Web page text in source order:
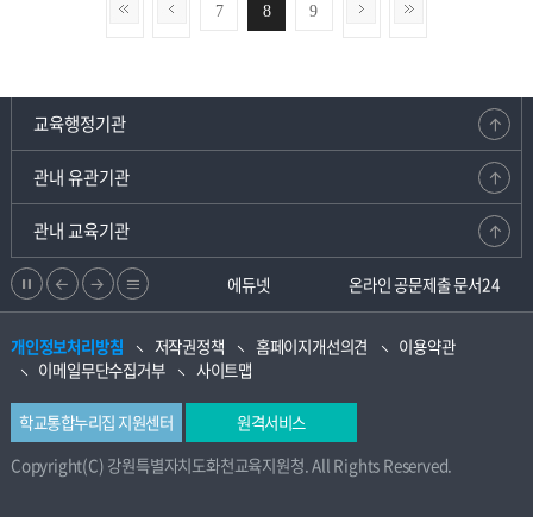
7 8 9
교육행정기관
관내 유관기관
관내 교육기관
정
지
이
전
으
로
다
음
으
로
리
스
트
강원교육청지부 에듀넷 온라인 공문제출 문서24
개인정보처리방침 저작권정책 홈페이지개선의견
이용약관
이메일무단수집거부
사이트맵
학교통합누리집 지원센터
원격서비스
Copyright(C) 강원특별자치도화천교육지원청. All Rights Reserved.